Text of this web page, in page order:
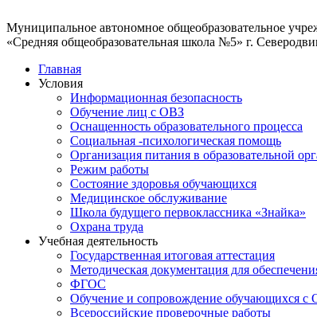
Муниципальное автономное общеобразовательное
«Средняя общеобразовательная школа №5» г.
Главная
Условия
Информационная безопасность
Обучение лиц с ОВЗ
Оснащенность образовательного процесса
Социальная -психологическая помощь
Организация питания в образовательной
Режим работы
Состояние здоровья обучающихся
Медицинское обслуживание
Школа будущего первоклассника «Знайка»
Охрана труда
Учебная деятельность
Государственная итоговая аттестация
Методическая документация для
ФГОС
Обучение и сопровождение обучающихся с
Всероссийские проверочные работы